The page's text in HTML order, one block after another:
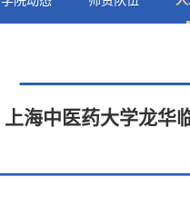
上海中医药大学龙